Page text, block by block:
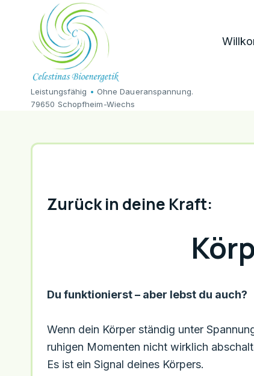
springen
Leistungsfähig • Ohne Daueranspannung.
79650 Schopfheim-Wiechs
Zurück in deine Kraft:
Du funktionierst – aber lebst du auch?
Wenn dein Körper ständig unter
ruhigen Momenten nicht wirklich
Es ist ein Signal deines Körpers.